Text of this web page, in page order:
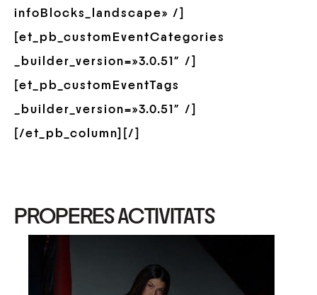
infoBlocks_landscape» /]
[et_pb_customEventCategories
_builder_version=»3.0.51″ /]
[et_pb_customEventTags
_builder_version=»3.0.51″ /]
[/et_pb_column][/]
PROPERES ACTIVITATS